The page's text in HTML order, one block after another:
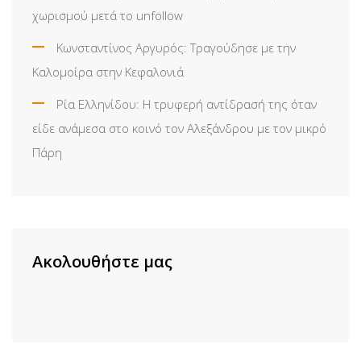
χωρισμού μετά το unfollow
Κωνσταντίνος Αργυρός: Τραγούδησε με την
Καλομοίρα στην Κεφαλονιά
Ρία Ελληνίδου: H τρυφερή αντίδρασή της όταν
είδε ανάμεσα στο κοινό τον Αλεξάνδρου με τον μικρό
Πάρη
Ακολουθήστε μας